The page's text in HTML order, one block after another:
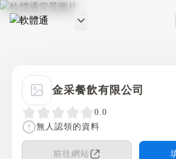
軟體通
金采餐飲有限公司
0.0
無人認領的資料
前往網站